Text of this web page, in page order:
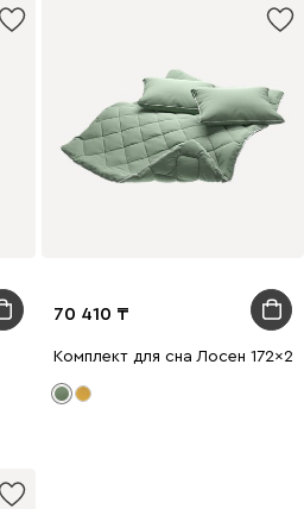
70 410
Комплект для сна Лосен